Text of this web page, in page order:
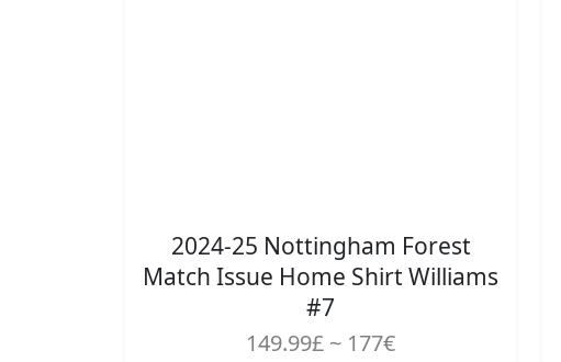
2024-25 Nottingham Forest
Match Issue Home Shirt Williams
#7
149.99£ ~ 177€